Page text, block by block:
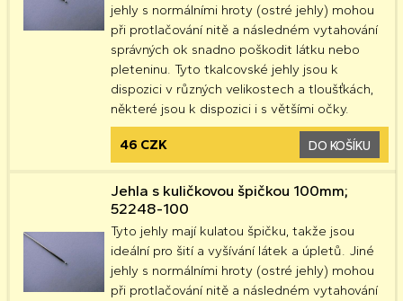
jehly s normálními hroty (ostré jehly) mohou
při protlačování nitě a následném vytahování
správných ok snadno poškodit látku nebo
pleteninu. Tyto tkalcovské jehly jsou k
dispozici v různých velikostech a tloušťkách,
některé jsou k dispozici i s většími očky.
46 CZK DO KOŠÍKU
Jehla s kuličkovou špičkou 100mm;
52248-100
Tyto jehly mají kulatou špičku, takže jsou
ideální pro šití a vyšívání látek a úpletů. Jiné
jehly s normálními hroty (ostré jehly) mohou
při protlačování nitě a následném vytahování